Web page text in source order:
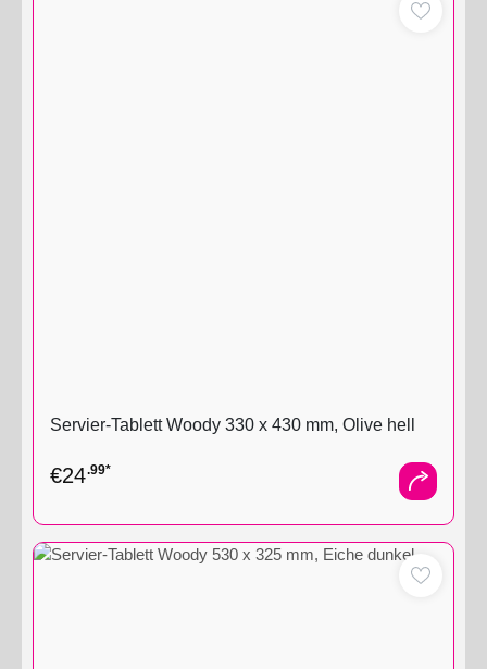
Servier-Tablett Woody 330 x 430 mm, Olive hell
€24.99*